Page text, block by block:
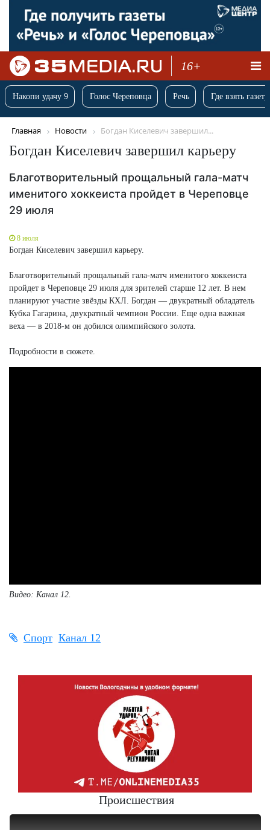
16+
Накопи удачу 9 Голос Череповца Речь Где взять
Главная Новости Богдан Киселевич завершил...
Богдан Киселевич завершил карьеру
Благотворительный прощальный гала-матч
именитого хоккеиста пройдет в Череповце
29 июля
8 июля
Богдан Киселевич завершил карьеру.
Благотворительный прощальный гала-матч именитого хоккеиста
пройдет в Череповце 29 июля для зрителей старше 12 лет. В нем
планируют участие звёзды КХЛ. Богдан — двукратный обладатель
Кубка Гагарина, двукратный чемпион России. Еще одна важная
веха — в 2018-м он добился олимпийского золота.
Подробности в сюжете.
Видео: Канал 12.
Спорт Канал 12
Происшествия